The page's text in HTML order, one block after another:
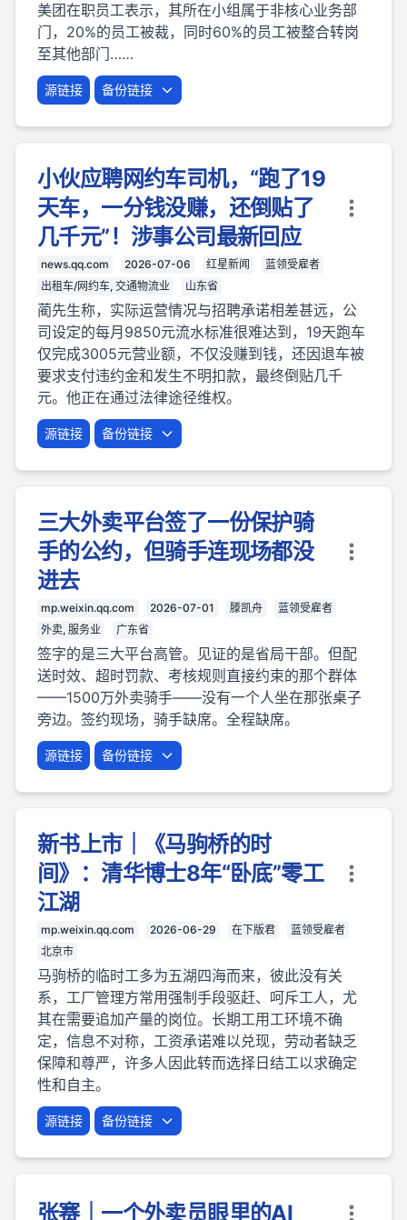
美团在职员工表示，其所在小组属于非核心业务部
门，20%的员工被裁，同时60%的员工被整合转岗
至其他部门……
源链接 备份链接
小伙应聘网约车司机，“跑了19
天车，一分钱没赚，还倒贴了
几千元”！涉事公司最新回应
news.qq.com 2026-07-06 红星新闻
蓝领受雇者
出租车/网约车, 交通物流业
山东省
蔺先生称，实际运营情况与招聘承诺相差甚远，公
司设定的每月9850元流水标准很难达到，19天跑车
仅完成3005元营业额，不仅没赚到钱，还因退车被
要求支付违约金和发生不明扣款，最终倒贴几千
元。他正在通过法律途径维权。
源链接 备份链接
三大外卖平台签了一份保护骑
手的公约，但骑手连现场都没
进去
mp.weixin.qq.com 2026-07-01 滕凯舟
蓝领受雇者
外卖, 服务业
广东省
签字的是三大平台高管。见证的是省局干部。但配
送时效、超时罚款、考核规则直接约束的那个群体
——1500万外卖骑手——没有一个人坐在那张桌子
旁边。签约现场，骑手缺席。全程缺席。
源链接 备份链接
新书上市｜《马驹桥的时
间》：清华博士8年“卧底”零工
江湖
mp.weixin.qq.com 2026-06-29 在下版君
蓝领受雇者
北京市
马驹桥的临时工多为五湖四海而来，彼此没有关
系，工厂管理方常用强制手段驱赶、呵斥工人，尤
其在需要追加产量的岗位。长期工用工环境不确
定，信息不对称，工资承诺难以兑现，劳动者缺乏
保障和尊严，许多人因此转而选择日结工以求确定
性和自主。
源链接 备份链接
张赛｜一个外卖员眼里的AI